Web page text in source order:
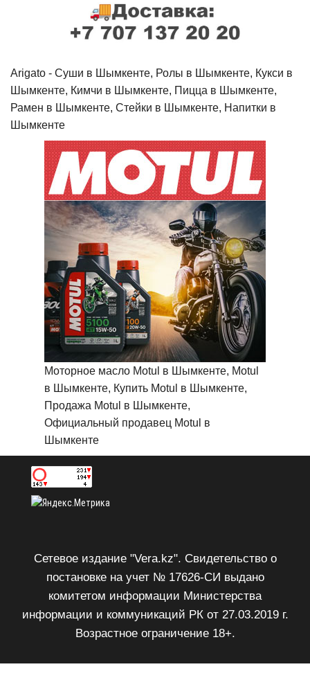
Arigato - Cуши в Шымкенте, Ролы в Шымкенте, Кукси в
Шымкенте, Кимчи в Шымкенте, Пицца в Шымкенте,
Рамен в Шымкенте, Стейки в Шымкенте, Напитки в
Шымкенте
Моторное масло Motul в Шымкенте, Motul
в Шымкенте, Купить Motul в Шымкенте,
Продажа Motul в Шымкенте,
Официальный продавец Motul в
Шымкенте
Сетевое издание "Vera.kz". Свидетельство о
постановке на учет № 17626-СИ выдано
комитетом информации Министерства
информации и коммуникаций РК от 27.03.2019 г.
Возрастное ограничение 18+.